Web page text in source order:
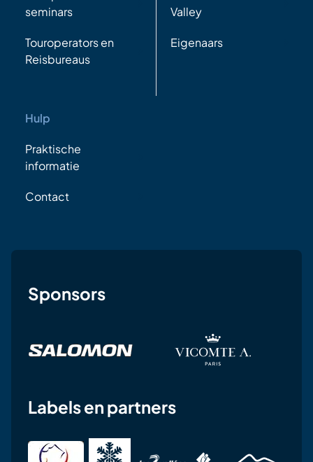
seminars
Touroperators en
Reisbureaus
Valley
Eigenaars
Hulp
Praktische
informatie
Contact
Sponsors
Labels en partners